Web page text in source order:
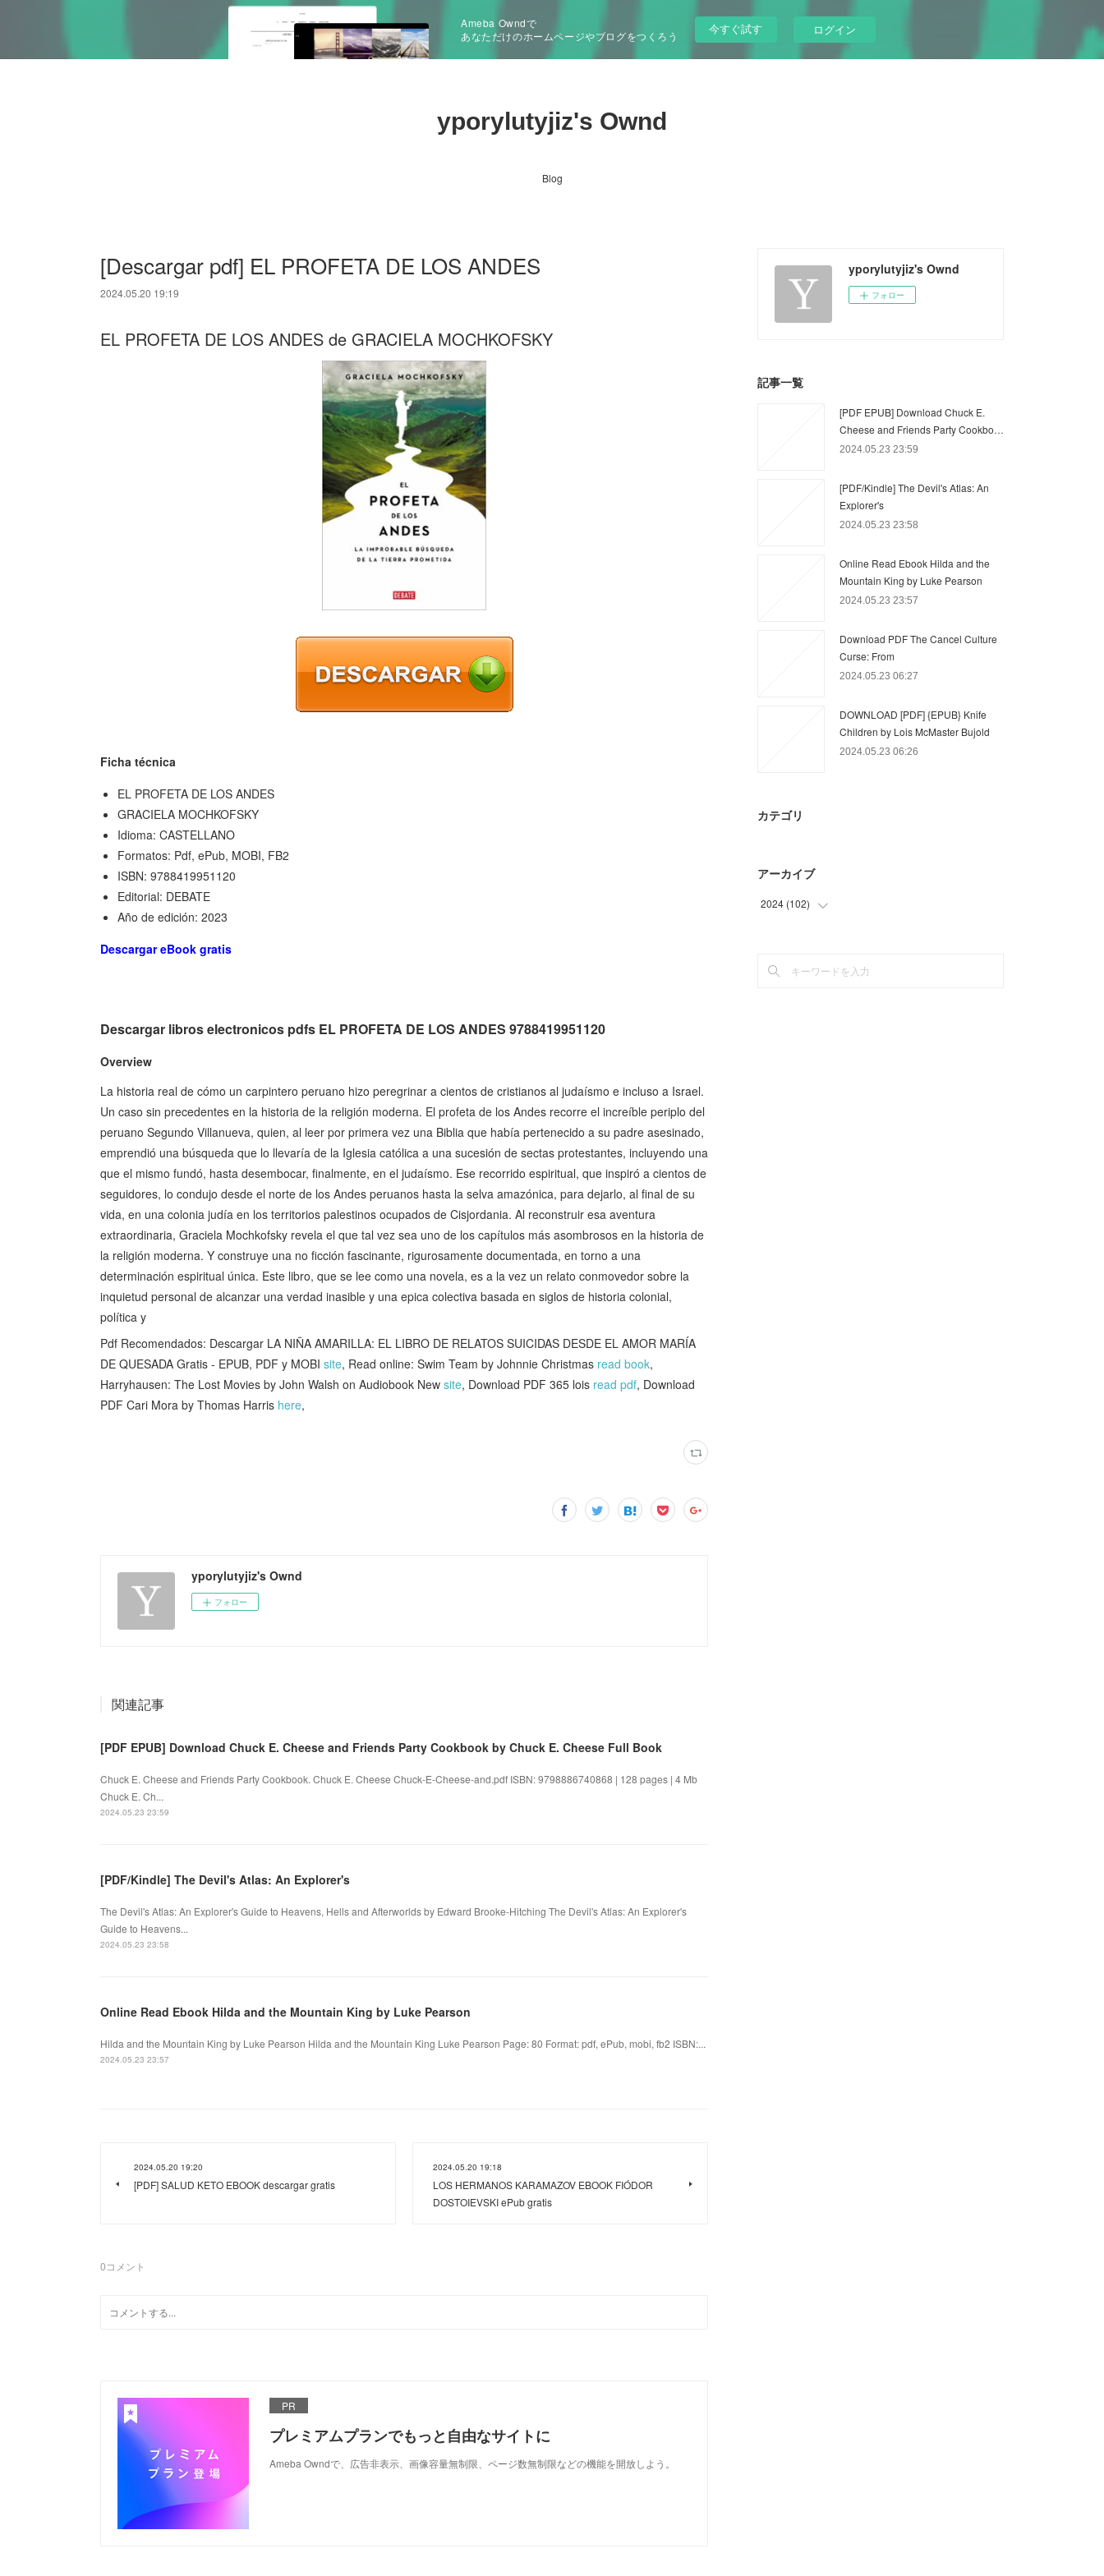
Ameba Owndで
あなただけのホームページやブログをつくろう
今すぐ試す ログイン
yporylutyjiz's Ownd
Blog
[Descargar pdf] EL PROFETA DE LOS ANDES
2024.05.20 19:19
EL PROFETA DE LOS ANDES de GRACIELA MOCHKOFSKY
Ficha técnica
EL PROFETA DE LOS ANDES
GRACIELA MOCHKOFSKY
Idioma: CASTELLANO
Formatos: Pdf, ePub, MOBI, FB2
ISBN: 9788419951120
Editorial: DEBATE
Año de edición: 2023
Descargar eBook gratis
Descargar libros electronicos pdfs EL PROFETA DE LOS ANDES 9788419951120
Overview
La historia real de cómo un carpintero peruano hizo peregrinar a cientos de cristianos al judaísmo e incluso a Israel.
Un caso sin precedentes en la historia de la religión moderna. El profeta de los Andes recorre el increíble periplo del
peruano Segundo Villanueva, quien, al leer por primera vez una Biblia que había pertenecido a su padre asesinado,
emprendió una búsqueda que lo llevaría de la Iglesia católica a una sucesión de sectas protestantes, incluyendo una
que el mismo fundó, hasta desembocar, finalmente, en el judaísmo. Ese recorrido espiritual, que inspiró a cientos de
seguidores, lo condujo desde el norte de los Andes peruanos hasta la selva amazónica, para dejarlo, al final de su
vida, en una colonia judía en los territorios palestinos ocupados de Cisjordania. Al reconstruir esa aventura
extraordinaria, Graciela Mochkofsky revela el que tal vez sea uno de los capítulos más asombrosos en la historia de
la religión moderna. Y construye una no ficción fascinante, rigurosamente documentada, en torno a una
determinación espiritual única. Este libro, que se lee como una novela, es a la vez un relato conmovedor sobre la
inquietud personal de alcanzar una verdad inasible y una epica colectiva basada en siglos de historia colonial,
política y
Pdf Recomendados: Descargar LA NIÑA AMARILLA: EL LIBRO DE RELATOS SUICIDAS DESDE EL AMOR MARÍA
DE QUESADA Gratis - EPUB, PDF y MOBI site, Read online: Swim Team by Johnnie Christmas read book,
Harryhausen: The Lost Movies by John Walsh on Audiobook New site, Download PDF 365 lois read pdf, Download
PDF Cari Mora by Thomas Harris here,
yporylutyjiz's Ownd
フォロー
関連記事
[PDF EPUB] Download Chuck E. Cheese and Friends Party Cookbook by Chuck E. Cheese Full Book
Chuck E. Cheese and Friends Party Cookbook. Chuck E. Cheese Chuck-E-Cheese-and.pdf ISBN: 9798886740868 | 128 pages | 4 Mb
Chuck E. Ch...
2024.05.23 23:59
[PDF/Kindle] The Devil's Atlas: An Explorer's
The Devil's Atlas: An Explorer's Guide to Heavens, Hells and Afterworlds by Edward Brooke-Hitching The Devil's Atlas: An Explorer's
Guide to Heavens...
2024.05.23 23:58
Online Read Ebook Hilda and the Mountain King by Luke Pearson
Hilda and the Mountain King by Luke Pearson Hilda and the Mountain King Luke Pearson Page: 80 Format: pdf, ePub, mobi, fb2 ISBN:...
2024.05.23 23:57
2024.05.20 19:20
[PDF] SALUD KETO EBOOK descargar gratis
2024.05.20 19:18
LOS HERMANOS KARAMAZOV EBOOK FIÓDOR
DOSTOIEVSKI ePub gratis
0コメント
PR
プレミアムプランでもっと自由なサイトに
Ameba Owndで、広告非表示、画像容量無制限、ページ数無制限などの機能を開放しよう。
yporylutyjiz's Ownd
フォロー
記事一覧
[PDF EPUB] Download Chuck E.
Cheese and Friends Party Cookbo…
2024.05.23 23:59
[PDF/Kindle] The Devil's Atlas: An
Explorer's
2024.05.23 23:58
Online Read Ebook Hilda and the
Mountain King by Luke Pearson
2024.05.23 23:57
Download PDF The Cancel Culture
Curse: From
2024.05.23 06:27
DOWNLOAD [PDF] {EPUB} Knife
Children by Lois McMaster Bujold
2024.05.23 06:26
カテゴリ
アーカイブ
2024 (102)